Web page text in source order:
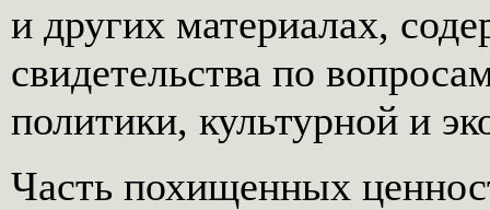
и других материалах,
свидетельства по
политики, культурной и
Часть похищенных